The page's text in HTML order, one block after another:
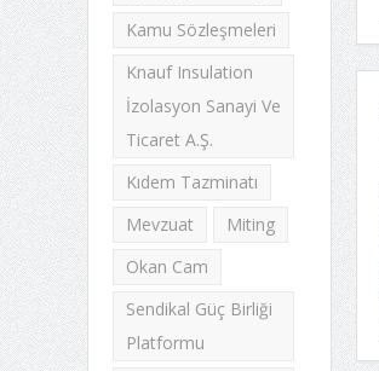
Kamu Sözleşmeleri
Knauf Insulation
İzolasyon Sanayi Ve
Ticaret A.Ş.
Kıdem Tazminatı
Mevzuat
Miting
Okan Cam
Sendikal Güç Birliği
Platformu